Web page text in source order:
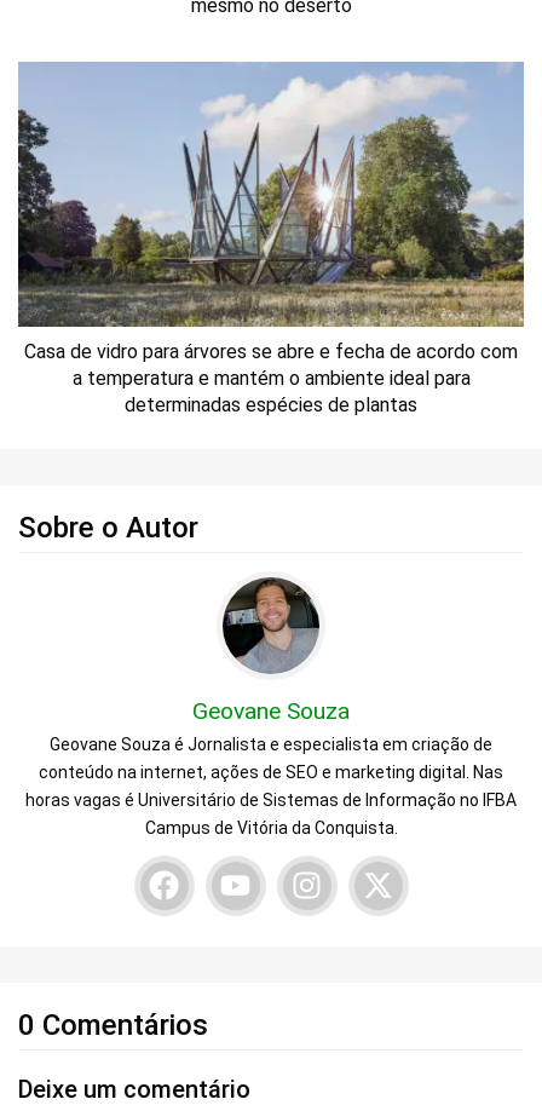
mesmo no deserto
Casa de vidro para árvores se abre e fecha de acordo com
a temperatura e mantém o ambiente ideal para
determinadas espécies de plantas
Sobre o Autor
Geovane Souza
Geovane Souza é Jornalista e especialista em criação de
conteúdo na internet, ações de SEO e marketing digital. Nas
horas vagas é Universitário de Sistemas de Informação no IFBA
Campus de Vitória da Conquista.
0 Comentários
Deixe um comentário